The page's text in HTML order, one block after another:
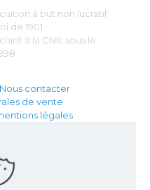
à but non lucratif
de 1901
à la CNIL sous le
Nous contacter
de vente
légales